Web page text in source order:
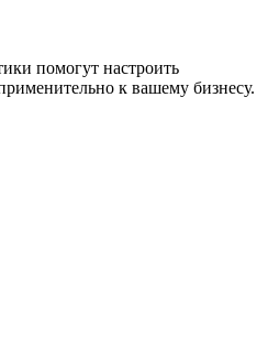
помогут настроить
к вашему бизнесу.